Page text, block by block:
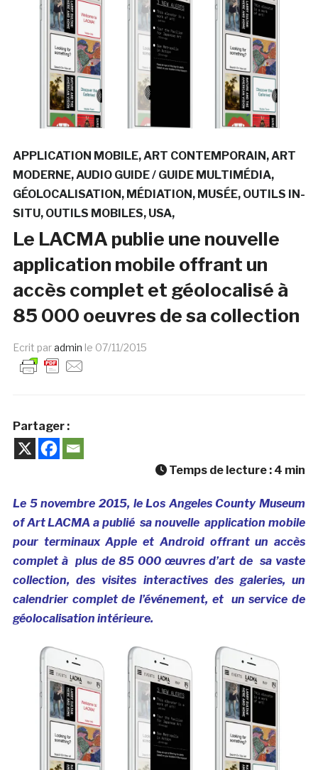
APPLICATION MOBILE ART CONTEMPORAIN ART
MODERNE AUDIO GUIDE / GUIDE MULTIMÉDIA
GÉOLOCALISATION MÉDIATION MUSÉE OUTILS IN-
SITU OUTILS MOBILES USA
Le LACMA publie une nouvelle
application mobile offrant un
accès complet et géolocalisé à
85 000 oeuvres de sa collection
Ecrit paradmin le 07/11/2015
Partager :
Temps de lecture : 4 min
Le 5 novembre 2015, le Los Angeles County Museum
of Art LACMA a publié sa nouvelle application mobile
pour terminaux Apple et Android offrant un accès
complet à plus de 85 000 œuvres d’art de sa vaste
collection, des visites interactives des galeries, un
calendrier complet de l’événement, et un service de
géolocalisation intérieure.